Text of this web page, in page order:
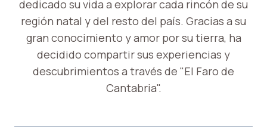
dedicado su vida a explorar cada rincón de su
región natal y del resto del país. Gracias a su
gran conocimiento y amor por su tierra, ha
decidido compartir sus experiencias y
descubrimientos a través de "El Faro de
Cantabria".